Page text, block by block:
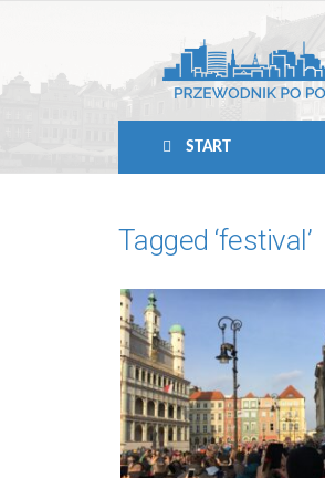
START
Tagged ‘festival’